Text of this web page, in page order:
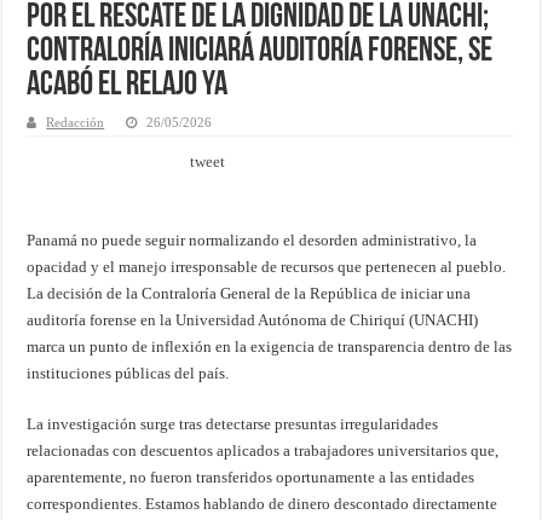
Por el Rescate de la Dignidad de la UNACHI;
Contraloría iniciará auditoría forense, se
acabó el relajo YA
Redacción 26/05/2026
tweet
Panamá no puede seguir normalizando el desorden administrativo, la
opacidad y el manejo irresponsable de recursos que pertenecen al pueblo.
La decisión de la Contraloría General de la República de iniciar una
auditoría forense en la Universidad Autónoma de Chiriquí (UNACHI)
marca un punto de inflexión en la exigencia de transparencia dentro de las
instituciones públicas del país.
La investigación surge tras detectarse presuntas irregularidades
relacionadas con descuentos aplicados a trabajadores universitarios que,
aparentemente, no fueron transferidos oportunamente a las entidades
correspondientes. Estamos hablando de dinero descontado directamente